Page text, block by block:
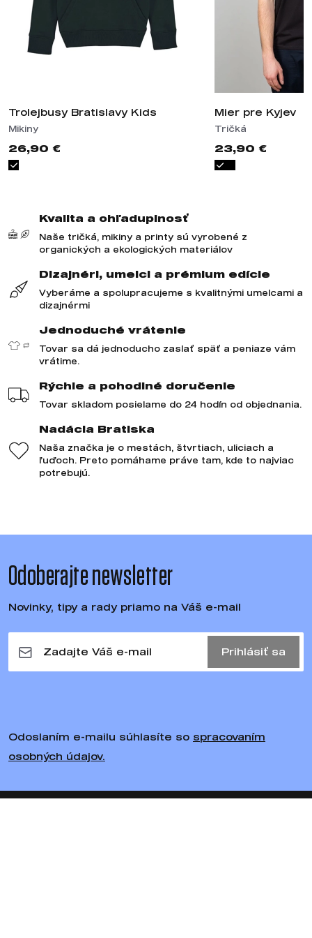
Trolejbusy Bratislavy Kids
Mikiny
26,90 €
Mier pre Kyjev
Tričká
23,90 €
Kvalita a ohľaduplnosť
Naše tričká, mikiny a printy sú vyrobené z
organických a ekologických materiálov
Dizajnéri, umelci a prémium edície
Vyberáme a spolupracujeme s kvalitnými umelcami a
dizajnérmi
Jednoduché vrátenie
Tovar sa dá jednoducho zaslať späť a peniaze vám
vrátime.
Rýchle a pohodlné doručenie
Tovar skladom posielame do 24 hodín od objednania.
Nadácia Bratiska
Naša značka je o mestách, štvrtiach, uliciach a
ľuďoch. Preto pomáhame práve tam, kde to najviac
potrebujú.
Odoberajte newsletter
Novinky, tipy a rady priamo na Váš e-mail
Prihlásiť sa
Odoslaním e-mailu súhlasíte so spracovaním
osobných údajov.